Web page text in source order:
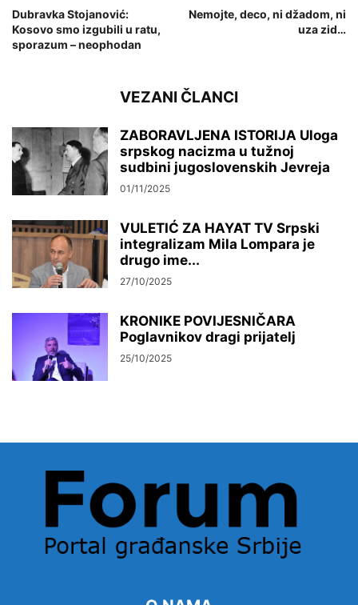
Dubravka Stojanović:
Kosovo smo izgubili u ratu,
sporazum – neophodan
Nemojte, deco, ni džadom, ni
uza zid…
VEZANI ČLANCI
ZABORAVLJENA ISTORIJA Uloga
srpskog nacizma u tužnoj
sudbini jugoslovenskih Jevreja
01/11/2025
VULETIĆ ZA HAYAT TV Srpski
integralizam Mila Lompara je
drugo ime...
27/10/2025
KRONIKE POVIJESNIČARA
Poglavnikov dragi prijatelj
25/10/2025